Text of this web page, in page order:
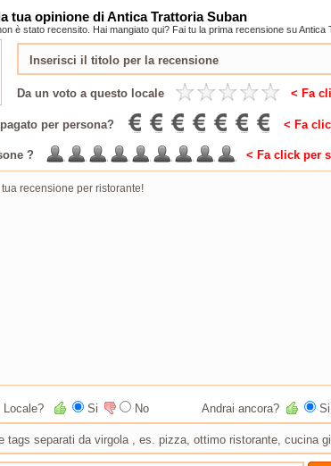
tua opinione di Antica Trattoria Suban
è stato recensito. Hai mangiato qui? Fai tu la prima recensione su Antica
Da un voto a questo locale < Fa
per persona? < Fa
? < Fa click per
Locale? Si No Andrai ancora? Si